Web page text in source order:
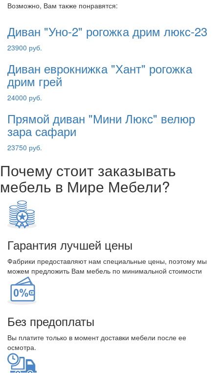
Возможно, Вам также понравятся:
Диван "Уно-2" рогожка дрим люкс-23
23900 руб.
Диван еврокнижка "Хант" рогожка
дрим грей
24000 руб.
Прямой диван "Мини Люкс" велюр
зара сафари
23750 руб.
Почему стоит заказывать
мебель в Мире Мебели?
Гарантия лучшей цены
Фабрики предоставляют нам специальные цены, поэтому мы
можем предложить Вам мебель по минимальной стоимости
Без предоплаты
Вы платите только в момент доставки мебели после ее
осмотра.